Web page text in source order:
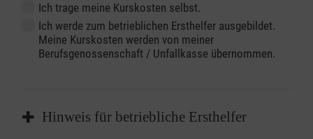
Ich trage meine Kurskosten selbst.
Ich werde zum betrieblichen Ersthelfer ausgebildet.
Meine Kurskosten werden von meiner
Berufsgenossenschaft / Unfallkasse übernommen.
Hinweis für betriebliche Ersthelfer